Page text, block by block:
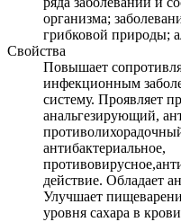
организма;
грибковой природы;
Свойства
Повышает
инфекционным
систему. Проявляет
анальгезирующий,
антибактериальное,
действие. Обладает
Улучшает
уровня сахара в